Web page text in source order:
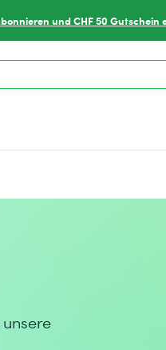
und CHF 50 Gutschein